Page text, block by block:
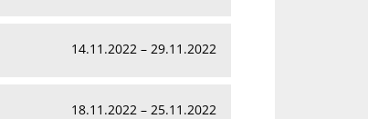
14.11.2022 – 29.11.2022
18.11.2022 – 25.11.2022